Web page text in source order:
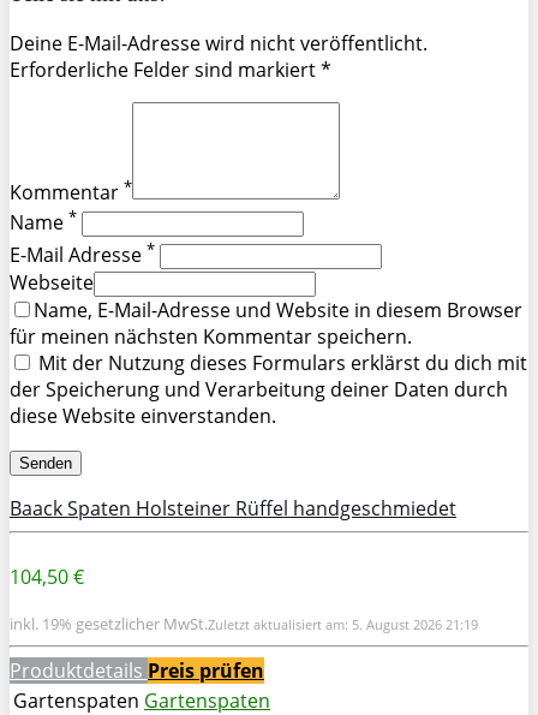
Deine E-Mail-Adresse wird nicht veröffentlicht.
Erforderliche Felder sind markiert *
Kommentar *
Name *
E-Mail Adresse *
Webseite
Name, E-Mail-Adresse und Website in diesem Browser
für meinen nächsten Kommentar speichern.
Mit der Nutzung dieses Formulars erklärst du dich mit
der Speicherung und Verarbeitung deiner Daten durch
diese Website einverstanden.
Baack Spaten Holsteiner Rüffel handgeschmiedet
104,50 €
inkl. 19% gesetzlicher MwSt.Zuletzt aktualisiert am: 5. August 2026 21:19
Produktdetails Preis prüfen
Gartenspaten Gartenspaten